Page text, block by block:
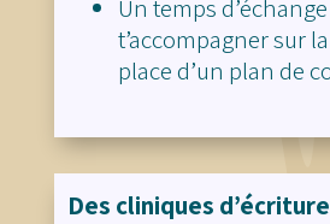
Un temps
t’accompagner sur
place d’un plan de
Des cliniques